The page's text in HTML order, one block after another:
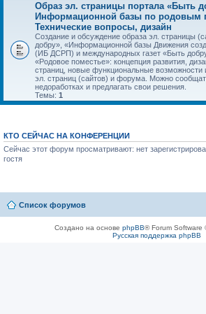
Образ эл. страницы портала «Быть
Информационной базы по родовым
Технические вопросы, дизайн
Создание и обсуждение образа эл. страницы
добру», «Информационной базы Движения
(ИБ ДСРП) и международных газет «Быть
«Родовое поместье»: концепция развития,
страниц, новые функциональные возможности
эл. страниц (сайтов) и форума. Можно
недоработках и предлагать свои решения.
Темы: 1
КТО СЕЙЧАС НА КОНФЕРЕНЦИИ
Сейчас этот форум просматривают: нет
гостя
Список форумов
Создано на основе phpBB® Forum Software
Русская поддержка phpBB